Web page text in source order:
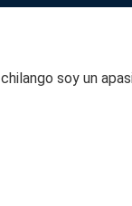
soy un